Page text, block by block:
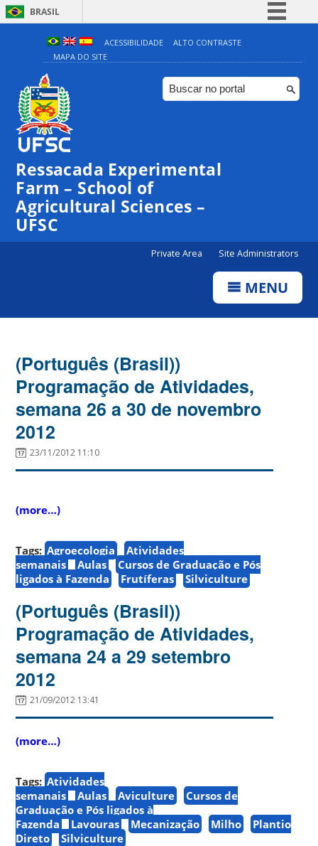
BRASIL
Simplifique!
Comunica BR
Participe
ACESSIBILIDADE
ALTO CONTRASTE
MAPA DO SITE
Ressacada Experimental
Farm – School of
Agricultural Sciences –
UFSC
Private Area Site Administrators
MENU
(Português (Brasil))
Programação de Atividades,
semana 26 a 30 de novembro
2012
23/11/2012 11:10
(more…)
Tags: Agroecologia
Atividades
semanais
Aulas
Cursos de Graduação e Pós
ligados à Fazenda
Frutíferas Silviculture
(Português (Brasil))
Programação de Atividades,
semana 24 a 29 setembro
2012
21/09/2012 13:41
(more…)
Tags: Atividades
semanais
Aulas Aviculture
Cursos de
Graduação e Pós ligados à
Fazenda
Lavouras Mecanização Milho
Plantio
Direto
Silviculture